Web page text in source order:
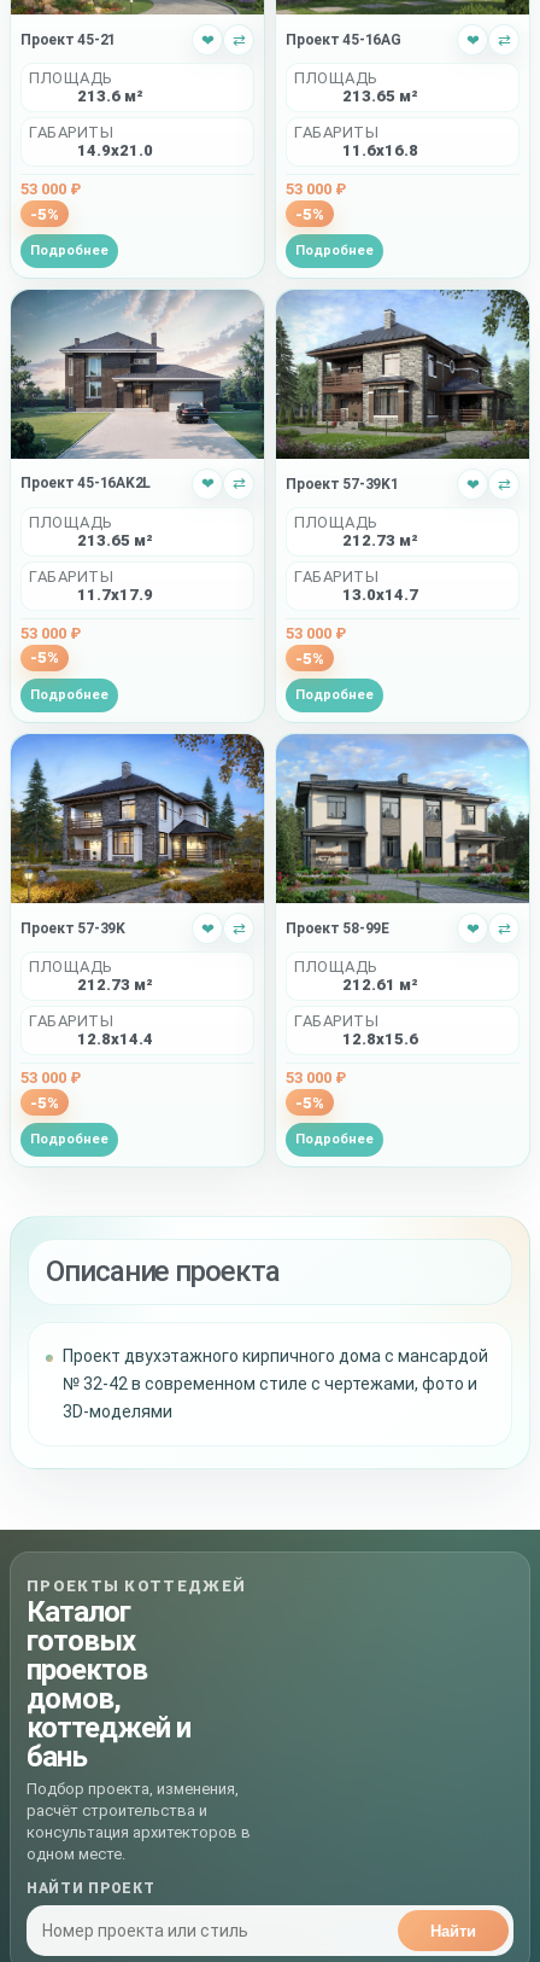
Проект 45-21 ❤ ⇄
ПЛОЩАДЬ
213.6 м²
ГАБАРИТЫ
14.9x21.0
53 000 ₽
-5%
Подробнее
Проект 45-16AG ❤ ⇄
ПЛОЩАДЬ
213.65 м²
ГАБАРИТЫ
11.6x16.8
53 000 ₽
-5%
Подробнее
Проект 45-16AK2L ❤ ⇄
ПЛОЩАДЬ
213.65 м²
ГАБАРИТЫ
11.7x17.9
53 000 ₽
-5%
Подробнее
Проект 57-39K1 ❤ ⇄
ПЛОЩАДЬ
212.73 м²
ГАБАРИТЫ
13.0x14.7
53 000 ₽
-5%
Подробнее
Проект 57-39K ❤ ⇄
ПЛОЩАДЬ
212.73 м²
ГАБАРИТЫ
12.8x14.4
53 000 ₽
-5%
Подробнее
Проект 58-99E ❤ ⇄
ПЛОЩАДЬ
212.61 м²
ГАБАРИТЫ
12.8x15.6
53 000 ₽
-5%
Подробнее
Описание проекта
Проект двухэтажного кирпичного дома с мансардой
№ 32-42 в современном стиле с чертежами, фото и
3D-моделями
ПРОЕКТЫ КОТТЕДЖЕЙ
Каталог
готовых
проектов
домов,
коттеджей и
бань
Подбор проекта, изменения,
расчёт строительства и
консультация архитекторов в
одном месте.
НАЙТИ ПРОЕКТ
Найти